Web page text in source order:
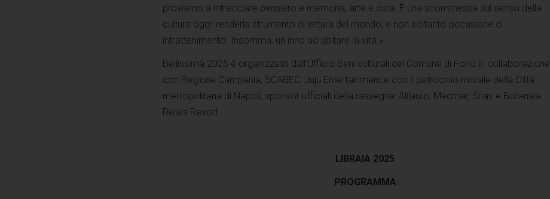
proviamo a intrecciare pensiero e memoria, arte e cura. È una scommessa sul senso della
cultura oggi: renderla strumento di lettura del mondo, e non soltanto occasione di
intrattenimento. Insomma, un inno ad abitare la vita.»
Bellissima 2025 è organizzato dall'Ufficio Beni culturali del Comune di Forio in collaborazione
con Regione Campania, SCABEC, Juju Entertainment e con il patrocinio morale della Città
metropolitana di Napoli; sponsor ufficiali della rassegna: Alilauro, Medmar, Snav e Botanaia
Relais Resort.
LIBRAIA 2025
PROGRAMMA